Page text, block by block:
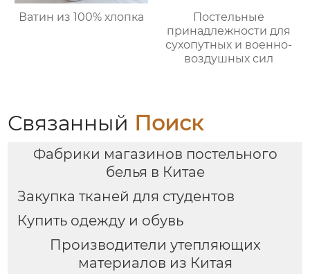
Ватин из 100% хлопка
Постельные
принадлежности для
сухопутных и военно-
воздушных сил
Связанный Поиск
Фабрики магазинов постельного
белья в Китае
Закупка тканей для студентов
Купить одежду и обувь
Производители утепляющих
материалов из Китая